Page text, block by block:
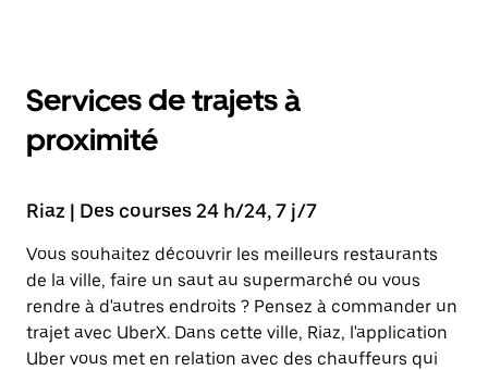
Services de trajets à
proximité
Riaz | Des courses 24 h/24, 7 j/7
Vous souhaitez découvrir les meilleurs restaurants
de la ville, faire un saut au supermarché ou vous
rendre à d'autres endroits ? Pensez à commander un
trajet avec UberX. Dans cette ville, Riaz, l'application
Uber vous met en relation avec des chauffeurs qui